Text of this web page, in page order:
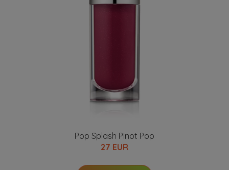
Pop Splash Pinot Pop
27 EUR